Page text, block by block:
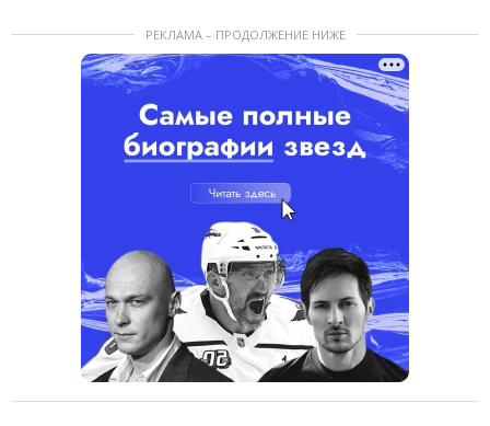
РЕКЛАМА – ПРОДОЛЖЕНИЕ НИЖЕ